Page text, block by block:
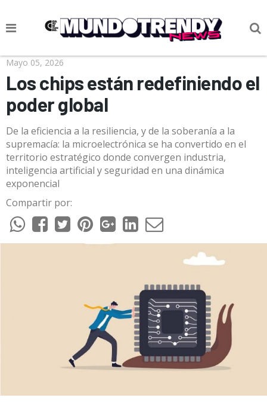
NOTICIAS
CULTURA POP
CIENCIA Y TECNOLOGÍA
VIDA
SOCIEDAD
CULTURIZANDO.COM
Mayo 05, 2026
Los chips están redefiniendo el
poder global
De la eficiencia a la resiliencia, y de la soberanía a la
supremacía: la microelectrónica se ha convertido en el
territorio estratégico donde convergen industria,
inteligencia artificial y seguridad en una dinámica
exponencial
Compartir por: